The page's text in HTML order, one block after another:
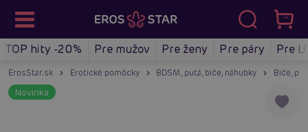
TOP hity -20% Pre mužov Pre ženy Pre páry Pre
ErosStar.sk Erotické pomôcky BDSM, putá, biče, náhubky Biče,
Novinka